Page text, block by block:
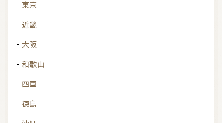
東京
近畿
大阪
和歌山
四国
徳島